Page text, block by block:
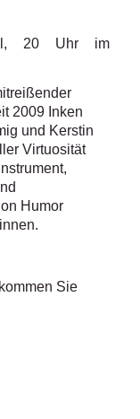
20 Uhr im
2009 Inken
und Kerstin
Virtuosität
Humor
Sie